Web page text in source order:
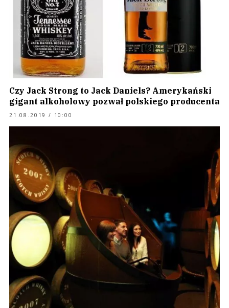
Czy Jack Strong to Jack Daniels? Amerykański
gigant alkoholowy pozwał polskiego producenta
21.08.2019 / 10:00